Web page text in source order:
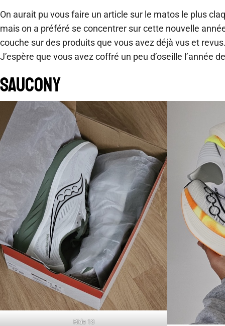
On aurait pu vous faire un article sur le matos le plus
mais on a préféré se concentrer sur cette nouvelle
couche sur des produits que vous avez déjà vus et
J’espère que vous avez coffré un peu d’oseille l’année
Saucony
Ride 18